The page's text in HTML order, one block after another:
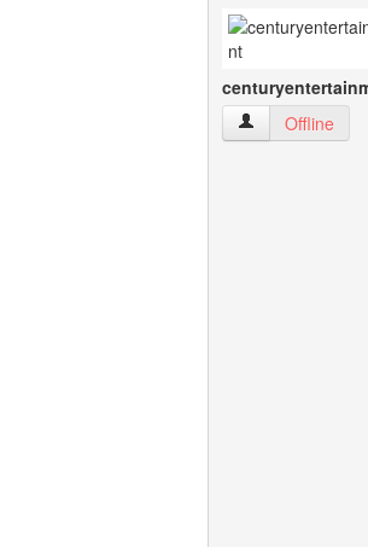
Offline